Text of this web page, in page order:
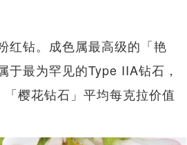
红钻。成色属最高级的「艳
最为罕见的Type IIA钻石，
樱花钻石」平均每克拉价值